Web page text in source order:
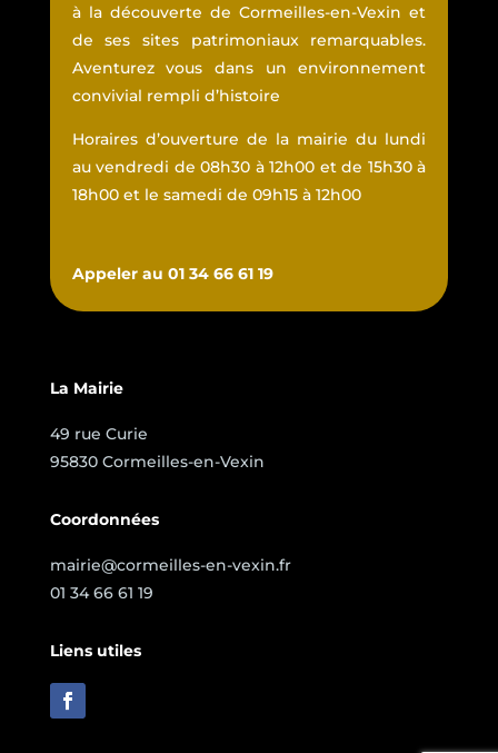
à la découverte de Cormeilles-en-Vexin et
de ses sites patrimoniaux remarquables.
Aventurez vous dans un environnement
convivial rempli d’histoire
Horaires d’ouverture de la mairie du lundi
au vendredi de 08h30 à 12h00 et de 15h30 à
18h00 et le samedi de 09h15 à 12h00
Appeler au 01 34 66 61 19
La Mairie
49 rue Curie
95830 Cormeilles-en-Vexin
Coordonnées
mairie@cormeilles-en-vexin.fr
01 34 66 61 19
Liens utiles